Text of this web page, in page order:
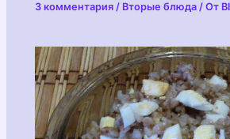
3 комментария / Вторые блюда / От